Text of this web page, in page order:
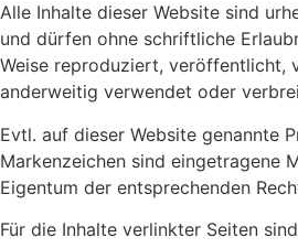
Alle Inhalte dieser Website sind
und dürfen ohne schriftliche
Weise reproduziert, veröffentlicht,
anderweitig verwendet oder
Evtl. auf dieser Website genannte
Markenzeichen sind eingetragene
Eigentum der entsprechenden
Für die Inhalte verlinkter Seiten